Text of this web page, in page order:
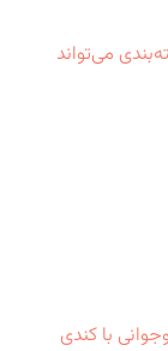
می‌تواند
با کندی